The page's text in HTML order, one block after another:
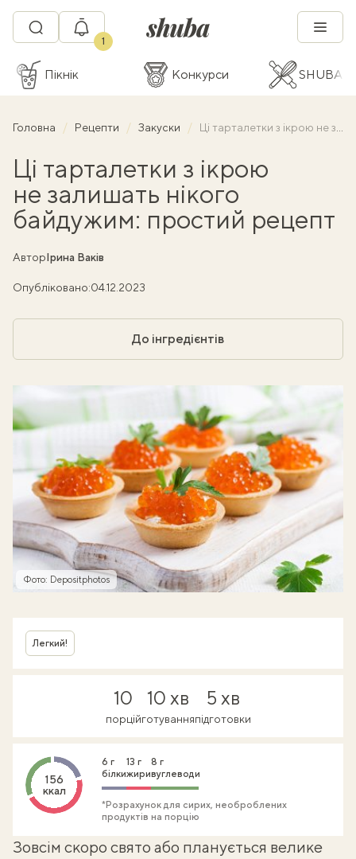
1
Пікнік Конкурси SHUBA
Головна Рецепти Закуски Ці тарталетки з ікрою не залишать нікого байдужим: простий рецепт
Ці тарталетки з ікрою
не залишать нікого
байдужим: простий рецепт
АвторІрина Ваків
Опубліковано:04.12.2023
До інгредієнтів
Фото: Depositphotos
Легкий!
10
порцій
10 хв
готування
5 хв
підготовки
156
ккал
6 г
білки
13 г
жири
8 г
вуглеводи
*Розрахунок для сирих, необроблених
продуктів на порцію
Зовсім скоро свято або планується велике